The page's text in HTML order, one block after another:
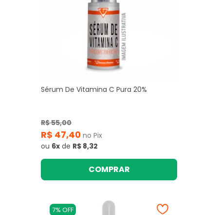
Sérum De Vitamina C Pura 20%
R$ 55,00
R$ 47,40 no Pix
ou 6x de R$ 8,32
COMPRAR
7% OFF